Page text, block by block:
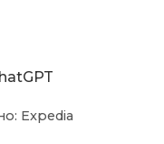
Expedia